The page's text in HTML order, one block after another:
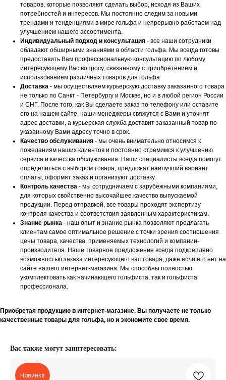
товаров, которые позволяют сделать выбор, исходя из Ваших
потребностей и интересов. Мы постоянно следим за новыми
трендами и тенденциями в мире гольфа и непрерывно работаем над
улучшением нашего ассортимента.
Индивидуальный подход и консультация - все наши сотрудники
обладают обширными знаниями в области гольфа. Мы всегда готовы
предоставить Вам профессиональную консультацию по любому
интересующему Вас вопросу, связанному с приобретением и
использованием различных товаров для гольфа
Доставка - мы осуществляем курьерскую доставку заказанного товара
не только по Санкт - Петербургу и Москве, но и в любой регион России
и СНГ. После того, как Вы сделаете заказ по телефону или оставите
его на нашем сайте, наши менеджеры свяжутся с Вами и уточнят
адрес доставки, а курьерская служба доставит заказанный товар по
указанному Вами адресу точно в срок.
Качество обслуживания - мы очень внимательно относимся к
пожеланиям наших клиентов и постоянно стремимся к улучшению
сервиса и качества обслуживания. Наши специалисты всегда помогут
определиться с выбором товара, предложат наилучший вариант
оплаты, оформят заказ и организуют доставку.
Контроль качества - мы сотрудничаем с зарубежными компаниями,
для которых свойственно высочайшее качество выпускаемой
продукции. Перед отправкой, все товары проходят экспертизу
контроля качества и соответствия заявленным характеристикам.
Знание рынка - наш опыт и знание рынка позволяют предлагать
клиентам самое оптимальное решение с точки зрения соотношения
цены товара, качества, применяемых технологий и компании-
производителя. Наше товарное предложение всегда подкреплено
возможностью заказа интересующего вас товара, даже если его нет на
сайте нашего интернет-магазина. Мы способны полностью
укомплектовать как начинающего гольфиста, так и гольфиста
профессионала.
Приобретая продукцию в интернет-магазине, Вы получаете не только
качественные товары для гольфа, но и экономите свое время.
Вас также могут заинтересовать:
Новинка